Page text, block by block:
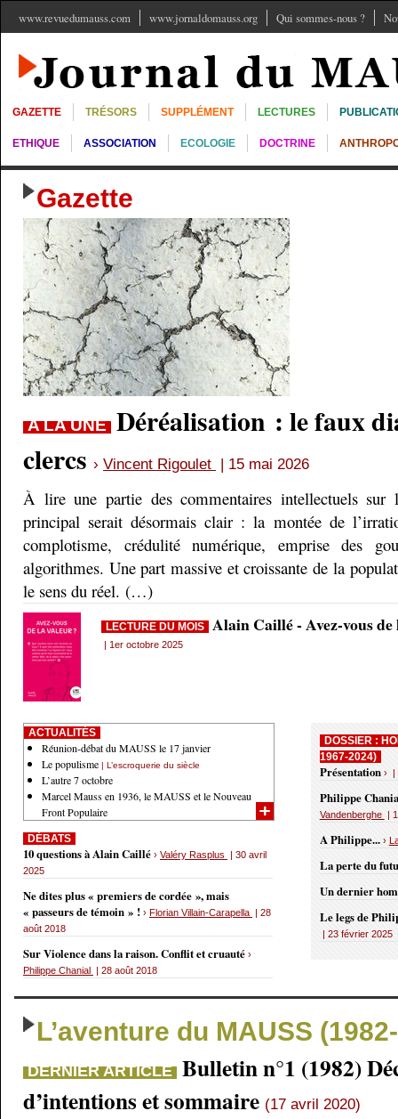
www.revuedumauss.com www.jornaldomauss.org Qui sommes-nous ?
GAZETTE TRÉSORS SUPPLÉMENT LECTURES
ETHIQUE ASSOCIATION ECOLOGIE DOCTRINE
Gazette
A LA UNE Déréalisation : le faux
clercs › Vincent Rigoulet | 15 mai 2026
À lire une partie des commentaires intellectuels sur
principal serait désormais clair : la montée de
complotisme, crédulité numérique, emprise des
algorithmes. Une part massive et croissante de la
le sens du réel. (…)
LECTURE DU MOIS Alain Caillé - Avez-vous
| 1er octobre 2025
DOSSIER :
1967-2024)
Présentation › |
Philippe
Vandenberghe |
A Philippe... ›
La perte du
Un dernier
Le legs de
| 23 février 2025
ACTUALITÉS
Réunion-débat du MAUSS le 17 janvier
Le populisme | L’escroquerie du siècle
L’autre 7 octobre
Marcel Mauss en 1936, le MAUSS et le Nouveau
Front Populaire
DÉBATS
10 questions à Alain Caillé › Valéry Rasplus
| 30 avril
2025
Ne dites plus « premiers de cordée », mais
« passeurs de témoin » ! › Florian Villain-Carapella | 28
août 2018
Sur Violence dans la raison. Conflit et cruauté ›
Philippe Chanial | 28 août 2018
L’aventure du MAUSS
DERNIER ARTICLE Bulletin n°1 (1982)
d’intentions et sommaire (17 avril 2020)